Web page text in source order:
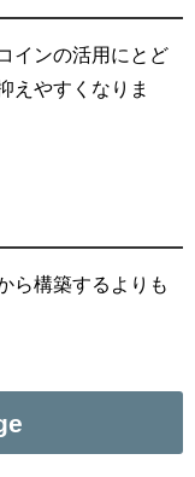
インの活用にとど
えやすくなりま
ら構築するよりも